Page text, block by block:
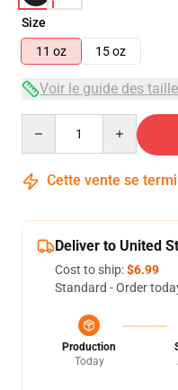
Size
11 oz
15 oz
Voir le guide des
Cette vente se
Deliver to United
Cost to ship:$6.99
Standard - Order
Production
Today